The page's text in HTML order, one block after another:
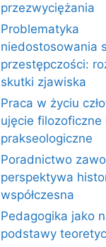
przezwyciężania
Problematyka
niedostosowania
przestępczości:
skutki zjawiska
Praca w życiu
ujęcie filozoficzne
prakseologiczne
Poradnictwo
perspektywa
współczesna
Pedagogika jako
podstawy